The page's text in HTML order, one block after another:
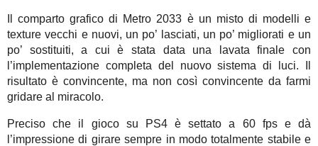
Il comparto grafico di Metro 2033 è un misto di modelli e
texture vecchi e nuovi, un po’ lasciati, un po’ migliorati e un
po’ sostituiti, a cui è stata data una lavata finale con
l’implementazione completa del nuovo sistema di luci. Il
risultato è convincente, ma non così convincente da farmi
gridare al miracolo.
Preciso che il gioco su PS4 è settato a 60 fps e dà
l’impressione di girare sempre in modo totalmente stabile e